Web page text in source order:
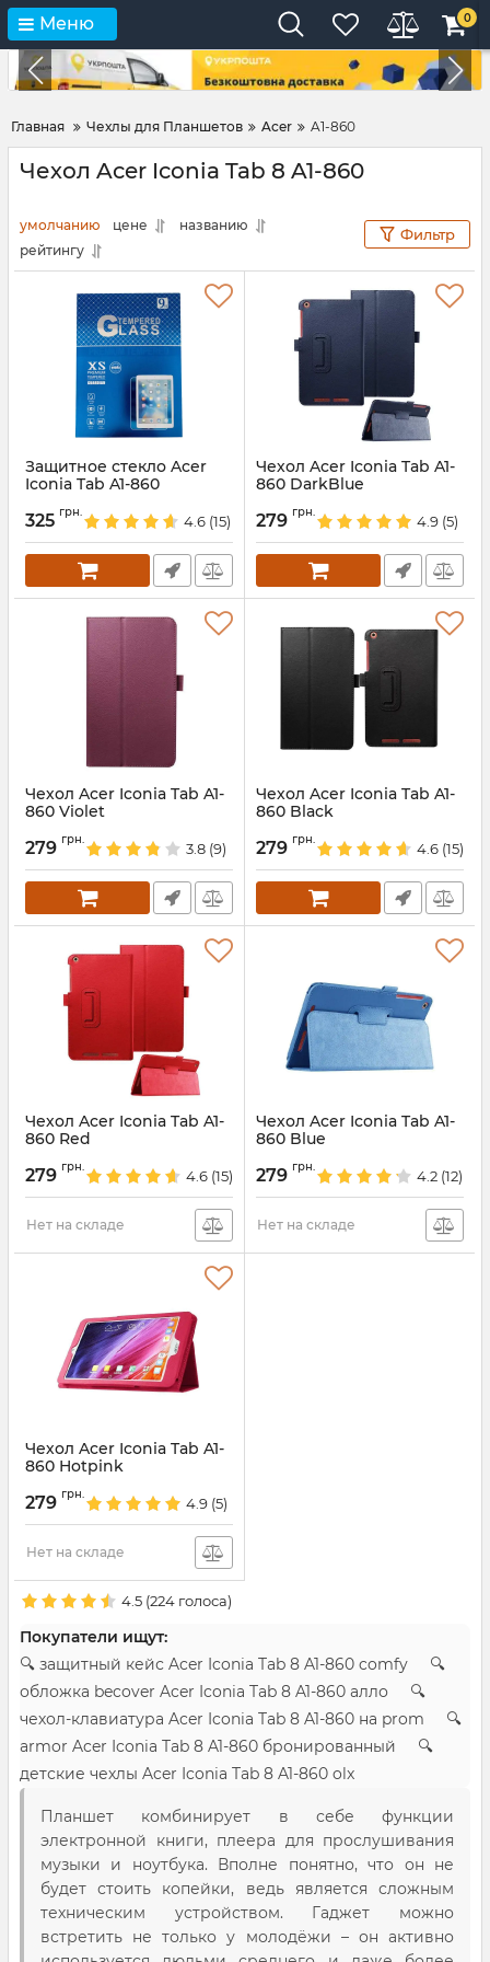
Меню 0
Главная Чехлы для Планшетов Acer A1-860
Чехол Acer Iconia Tab 8 A1-860
умолчанию цене
названию
рейтингу
Фильтр
Защитное стекло Acer
Iconia Tab A1-860
325 грн.
4.6 (15)
Чехол Acer Iconia Tab A1-
860 DarkBlue
279 грн.
4.9 (5)
Чехол Acer Iconia Tab A1-
860 Violet
279 грн.
3.8 (9)
Чехол Acer Iconia Tab A1-
860 Black
279 грн.
4.6 (15)
Чехол Acer Iconia Tab A1-
860 Red
279 грн.
4.6 (15)
Нет на складе
Чехол Acer Iconia Tab A1-
860 Blue
279 грн.
4.2 (12)
Нет на складе
Чехол Acer Iconia Tab A1-
860 Hotpink
279 грн.
4.9 (5)
Нет на складе
4.5 (224 голоса)
Покупатели ищут:
🔍 защитный кейс Acer Iconia Tab 8 A1-860 comfy 🔍
обложка becover Acer Iconia Tab 8 A1-860 алло 🔍
чехол-клавиатура Acer Iconia Tab 8 A1-860 на prom 🔍
armor Acer Iconia Tab 8 A1-860 бронированный 🔍
детские чехлы Acer Iconia Tab 8 A1-860 olx
Планшет комбинирует в себе функции
электронной книги, плеера для прослушивания
музыки и ноутбука. Вполне понятно, что он не
будет стоить копейки, ведь является сложным
техническим устройством. Гаджет можно
встретить не только у молодёжи – он активно